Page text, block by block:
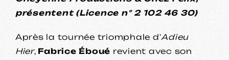
présentent (Licence n° 2 102 46 30)
Après la tournée triomphale d'Adieu
Hier, Fabrice Éboué revient avec son